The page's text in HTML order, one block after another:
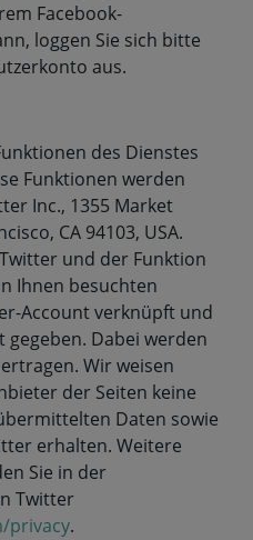
Facebook-
loggen Sie sich bitte
aus.
des Dienstes
Funktionen werden
Inc., 1355 Market
CA 94103, USA.
und der Funktion
Ihnen besuchten
Account verknüpft und
Dabei werden
Wir weisen
der Seiten keine
Daten sowie
erhalten. Weitere
Sie in der
Twitter
privacy.